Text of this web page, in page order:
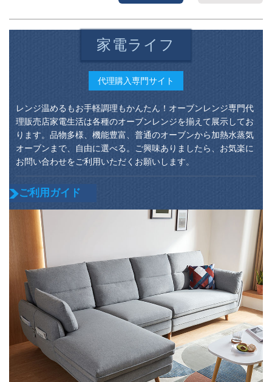
家電ライフ
代理購入専門サイト
レンジ温めるもお手軽調理もかんたん！オーブンレンジ専門代
理販売店家電生活は各種のオーブンレンジを揃えて展示してお
ります。品物多様、機能豊富、普通のオーブンから加熱水蒸気
オーブンまで、自由に選べる。ご興味ありましたら、お気楽に
お問い合わせをご利用いただくお願いします。
ご利用ガイド